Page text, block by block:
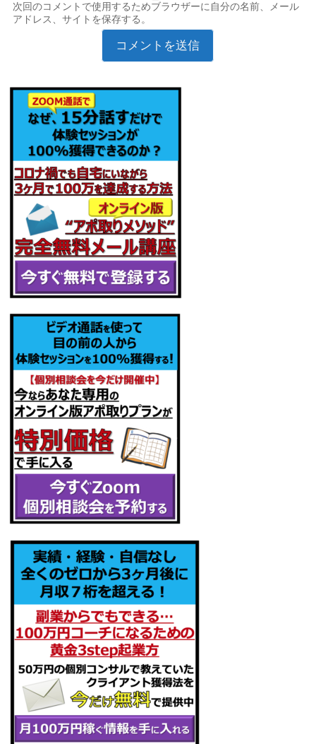
次回のコメントで使用するためブラウザーに自分の名前、メール
アドレス、サイトを保存する。